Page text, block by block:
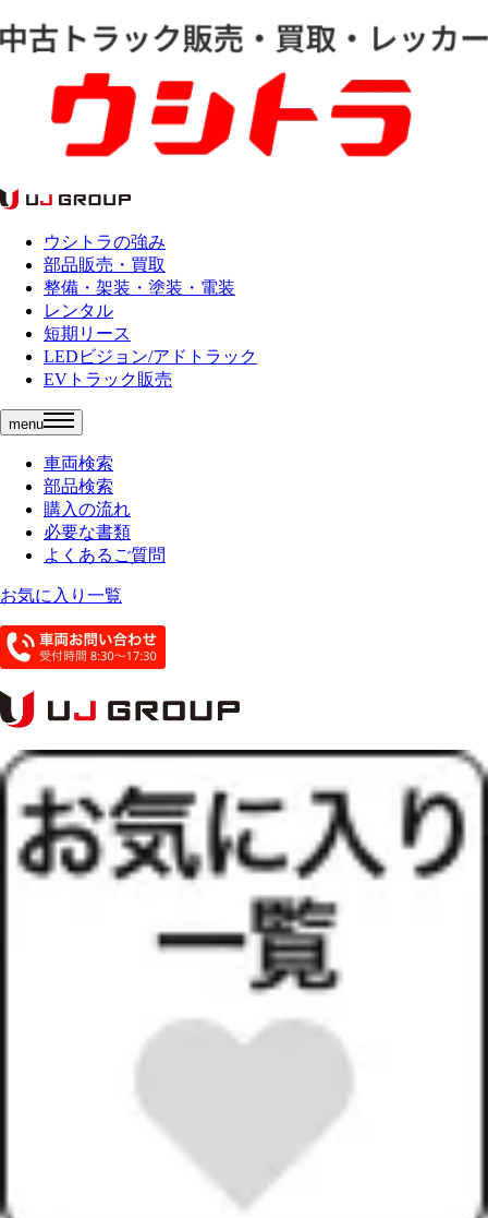
ウシトラの強み
部品販売・買取
整備・架装・塗装・電装
レンタル
短期リース
LEDビジョン/アドトラック
EVトラック販売
menu
車両検索
部品検索
購入の流れ
必要な書類
よくあるご質問
お気に入り一覧